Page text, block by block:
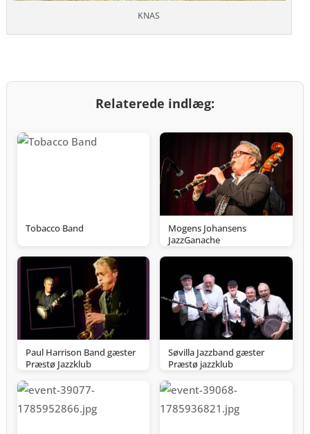
KNAS
Relaterede indlæg:
Tobacco Band
Mogens Johansens
JazzGanache
Paul Harrison Band gæster
Præstø Jazzklub
Søvilla Jazzband gæster
Præstø jazzklub